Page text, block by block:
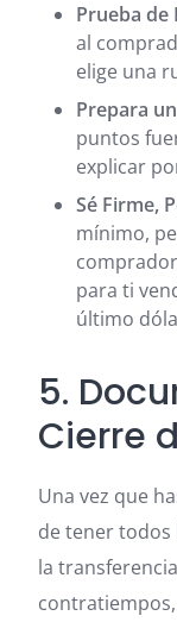
Prueba de
al
elige una
Prepara
puntos
explicar
Sé Firme,
mínimo,
para ti
último
5.
Cierre
Una vez que
de tener todos
la